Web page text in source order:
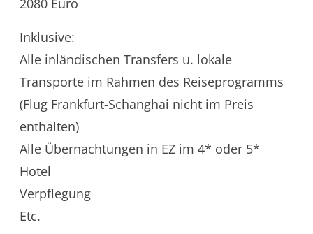
Inklusive:
Alle inländischen Transfers u. lokale
Transporte im Rahmen des Reiseprogramms
(Flug Frankfurt-Schanghai nicht im Preis
enthalten)
Alle Übernachtungen in EZ im 4* oder 5*
Hotel
Verpflegung
Etc.